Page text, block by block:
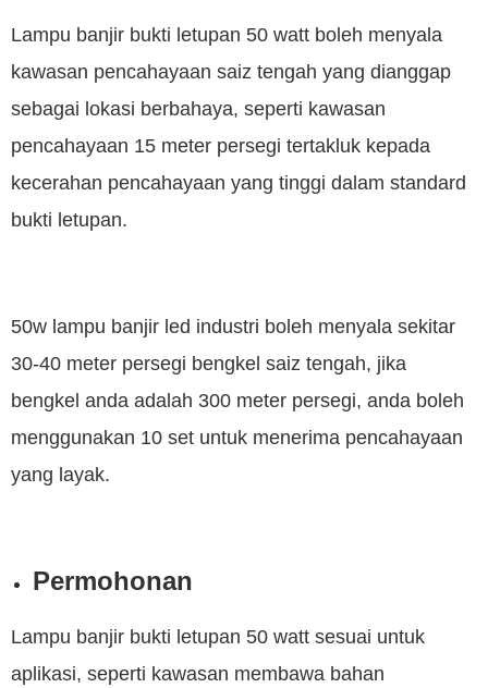
Lampu banjir bukti letupan 50 watt boleh menyala
kawasan pencahayaan saiz tengah yang dianggap
sebagai lokasi berbahaya, seperti kawasan
pencahayaan 15 meter persegi tertakluk kepada
kecerahan pencahayaan yang tinggi dalam standard
bukti letupan.
50w lampu banjir led industri boleh menyala sekitar
30-40 meter persegi bengkel saiz tengah, jika
bengkel anda adalah 300 meter persegi, anda boleh
menggunakan 10 set untuk menerima pencahayaan
yang layak.
Permohonan
Lampu banjir bukti letupan 50 watt sesuai untuk
aplikasi, seperti kawasan membawa bahan